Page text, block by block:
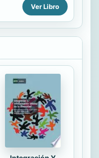
de la
de voces
se
y términos
relativos a las artes
desde un
histórico,
Ver Libro